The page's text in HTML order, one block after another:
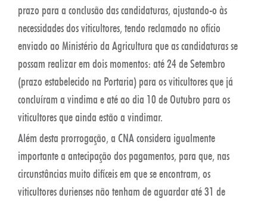
prazo para a conclusão das candidaturas, ajustando-o às
necessidades dos viticultores, tendo reclamado no ofício
enviado ao Ministério da Agricultura que as candidaturas se
possam realizar em dois momentos: até 24 de Setembro
(prazo estabelecido na Portaria) para os viticultores que já
concluíram a vindima e até ao dia 10 de Outubro para os
viticultores que ainda estão a vindimar.
Além desta prorrogação, a CNA considera igualmente
importante a antecipação dos pagamentos, para que, nas
circunstâncias muito difíceis em que se encontram, os
viticultores durienses não tenham de aguardar até 31 de